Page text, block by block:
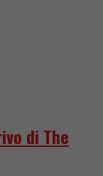
di The